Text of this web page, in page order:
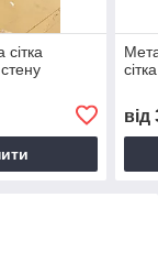
від